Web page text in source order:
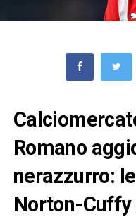
Romano
nerazzurro:
Norton-Cuffy